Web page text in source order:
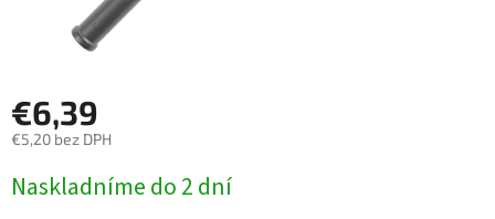
€6,39
€5,20 bez DPH
cena:
Naskladníme do 2 dní